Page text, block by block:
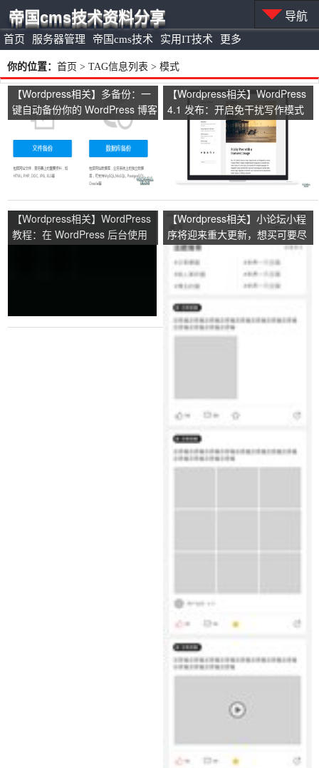
首页 服务器管理 帝国cms技术 实用IT技术 更多
帝国cms技术资料分享 导航
你的位置： 首页 > TAG信息列表 > 模式
【Wordpress相关】多备份：一
键自动备份你的 WordPress 博客
【Wordpress相关】WordPress
4.1 发布：开启免干扰写作模式
【Wordpress相关】WordPress
教程：在 WordPress 后台使用
【Wordpress相关】小论坛小程
序将迎来重大更新，想买可要尽
快，我要涨价了